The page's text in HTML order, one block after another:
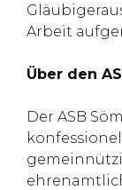
Arbeit
Über den
Der ASB